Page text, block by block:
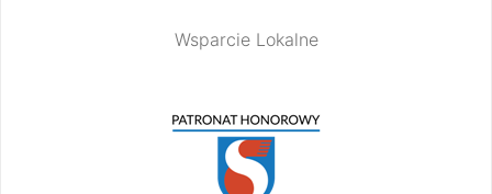
Wsparcie Lokalne